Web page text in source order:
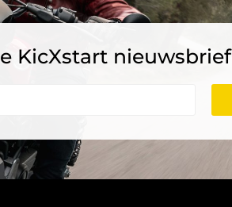
KicXstart nieuwsbrief